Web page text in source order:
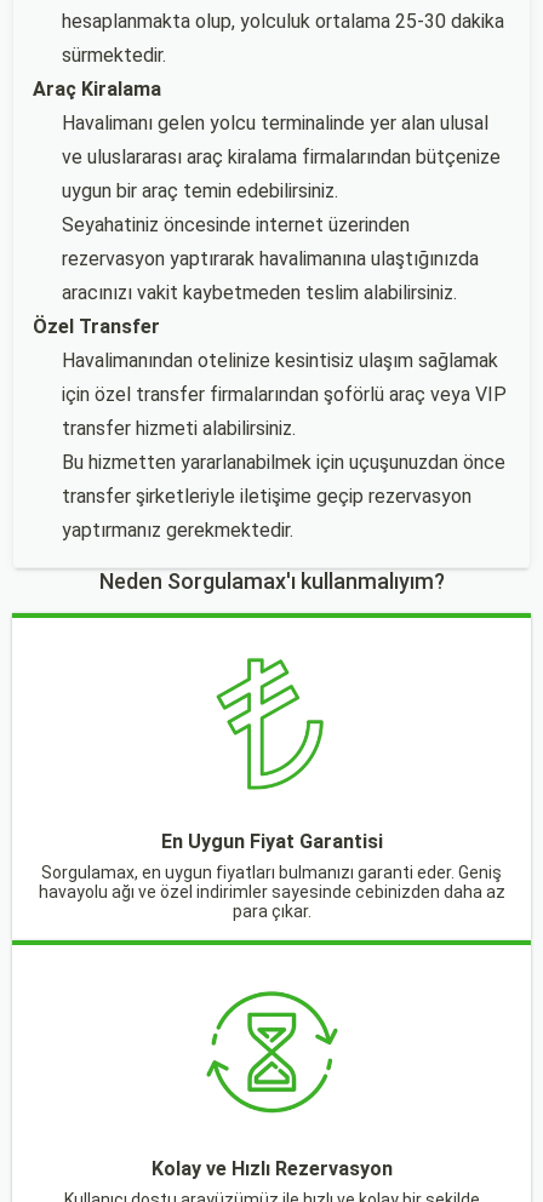
hesaplanmakta olup, yolculuk ortalama 25-30 dakika
sürmektedir.
Araç Kiralama
Havalimanı gelen yolcu terminalinde yer alan ulusal
ve uluslararası araç kiralama firmalarından bütçenize
uygun bir araç temin edebilirsiniz.
Seyahatiniz öncesinde internet üzerinden
rezervasyon yaptırarak havalimanına ulaştığınızda
aracınızı vakit kaybetmeden teslim alabilirsiniz.
Özel Transfer
Havalimanından otelinize kesintisiz ulaşım sağlamak
için özel transfer firmalarından şoförlü araç veya VIP
transfer hizmeti alabilirsiniz.
Bu hizmetten yararlanabilmek için uçuşunuzdan önce
transfer şirketleriyle iletişime geçip rezervasyon
yaptırmanız gerekmektedir.
Neden Sorgulamax'ı kullanmalıyım?
En Uygun Fiyat Garantisi
Sorgulamax, en uygun fiyatları bulmanızı garanti eder. Geniş
havayolu ağı ve özel indirimler sayesinde cebinizden daha az
para çıkar.
Kolay ve Hızlı Rezervasyon